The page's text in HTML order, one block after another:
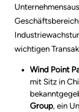
wichtigen
Wind Point
mit Sitz in
Group, ein